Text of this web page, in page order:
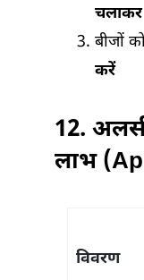
चलाकर
बीजों
करें
12.
लाभ
विवरण